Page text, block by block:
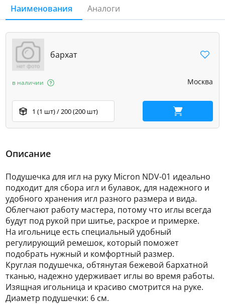
Наименования Аналоги
бархат
Москва
в наличии
1 (1 шт) / 200 (200 шт) В корзину
Описание
Подушечка для игл на руку Micron NDV-01 идеально
подходит для сбора игл и булавок, для надежного и
удобного хранения игл разного размера и вида.
Облегчают работу мастера, потому что иглы всегда
будут под рукой при шитье, раскрое и примерке.
На игольнице есть специальный удобный
регулирующий ремешок, который поможет
подобрать нужный и комфортный размер.
Круглая подушечка, обтянутая бежевой бархатной
тканью, надежно удерживает иглы во время работы.
Изящная игольница и красиво смотрится на руке.
Диаметр подушечки: 6 см.